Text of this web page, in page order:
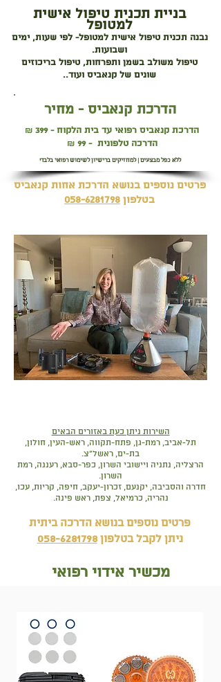
בניית תכנית טיפול אישית
למטופל
נבנה תכנית טיפול אישית למטופל- לפי שעות, ימים
ושבועות.
טיפול משולב בשמן ותפרחות, טיפול בריכוזים
שונים של קנאביס ועוד..
הדרכת קנאביס - מחיר
הדרכת קנאביס רפואי עד בית הלקוח - 399
₪
הדרכה טלפונית - 99
₪
ללא כפל מבצעים | למחזיקים ברישיון לשימוש רפואי בלבד!
פרטים נוספים בנושא הדרכת אחות קנאביס
בטלפון 058-6281798
השירות ניתן כעת באזורים הבאים
תל-אביב, רמת-גן, פתח-תקווה, ראש-העין, חולון,
בת-ים, ראשל"צ.
הרצליה, נתניה ויישובי השרון, כפר-סבא, רעננה, רמת
השרון.
חדרה והסביבה, יקנעם, זכרון-יעקב, חיפה, קריות, עכו,
נהריה, כרמיאל, צפת, ראש פינה.
פרטים נוספים בנושא הדרכה ביתית
ניתן לקבל בטלפון058-6281798
מכשיר אידוי רפואי